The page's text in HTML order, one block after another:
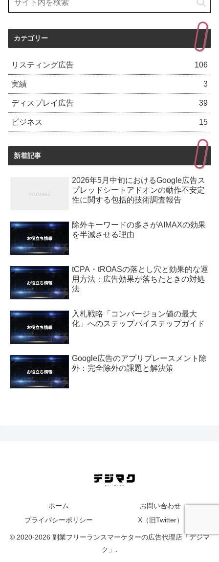
カテゴリー
リスティング広告 106
実績 3
ディスプレイ広告 39
ビジネス 15
新着記事
2026年5月中旬におけるGoogle広告ス
プレッドシートアドオンの動作不安定
性に関する包括的技術調査報告
除外キーワードの多さがAIMAXの効果
を半減させる理由
tCPA・tROASの落とし穴と効果的な運
用方法：広告効果が落ちたときの対処
法
入札戦略「コンバージョン値の最大
化」へのステップバイステップガイド
Google広告のアプリプレースメント除
外：完全除外の課題と解決策
ホーム
お問い合わせ
プライバシーポリシー
X（旧Twitter）
© 2020-2026 副業フリーランスマーケターの広告代理店「デジマ
ク」.